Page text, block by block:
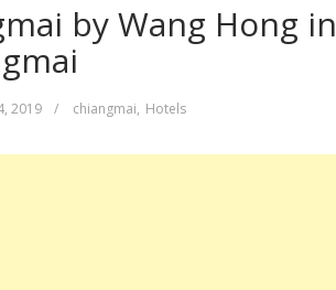
by Wang Hong in
2019 / chiangmai, Hotels